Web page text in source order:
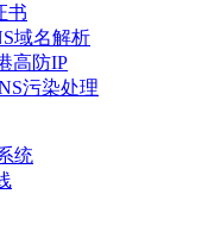
书
域名解析
高防IP
污染处理
统